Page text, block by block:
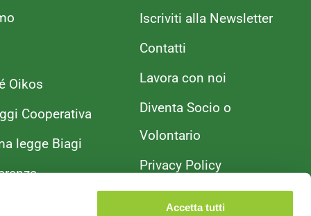
Accetta tutti
Oikos
Cooperativa
legge Biagi
Iscriviti alla Newsletter
Contatti
Lavora con noi
Diventa Socio o
Volontario
Privacy Policy
Cookie Policy